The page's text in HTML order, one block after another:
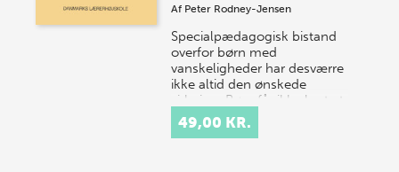
Af Peter Rodney-Jensen
Specialpædagogisk bistand
overfor børn med
vanskeligheder har desværre
ikke altid den ønskede
virkning. Børn får ikke lært at
læse på trods af intens…
49,00 KR.